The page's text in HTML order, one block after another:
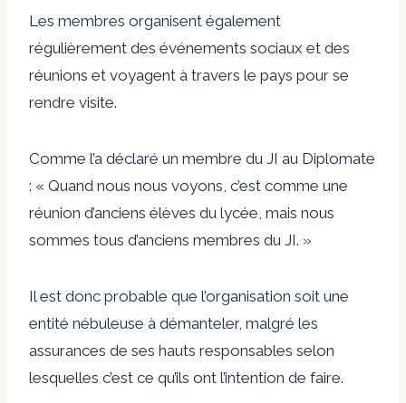
Les membres organisent également
régulièrement des événements sociaux et des
réunions et voyagent à travers le pays pour se
rendre visite.
Comme l’a déclaré un membre du JI au Diplomate
: « Quand nous nous voyons, c’est comme une
réunion d’anciens élèves du lycée, mais nous
sommes tous d’anciens membres du JI. »
Il est donc probable que l’organisation soit une
entité nébuleuse à démanteler, malgré les
assurances de ses hauts responsables selon
lesquelles c’est ce qu’ils ont l’intention de faire.